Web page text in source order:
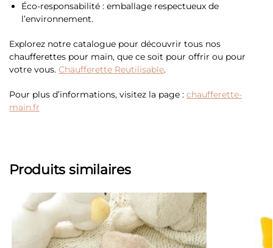
Éco-responsabilité : emballage respectueux de
l’environnement.
Explorez notre catalogue pour découvrir tous nos
chaufferettes pour main, que ce soit pour offrir ou pour
votre vous. Chaufferette Reutilisable.
Pour plus d’informations, visitez la page : chaufferette-
main.fr
Produits similaires